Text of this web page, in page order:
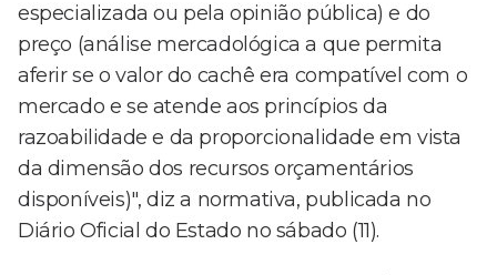
especializada ou pela opinião pública) e do
preço (análise mercadológica a que permita
aferir se o valor do cachê era compatível com o
mercado e se atende aos princípios da
razoabilidade e da proporcionalidade em vista
da dimensão dos recursos orçamentários
disponíveis)", diz a normativa, publicada no
Diário Oficial do Estado no sábado (11).